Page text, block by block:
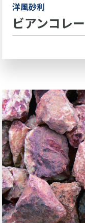
洋風砂利
ビアンコレ